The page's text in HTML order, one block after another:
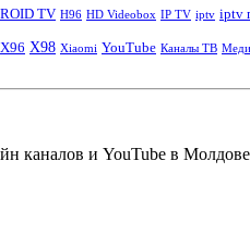
TV H96 HD Videobox IP TV iptv iptv
X96 X98 Xiaomi YouTube Каналы ТВ
каналов и YouTube в